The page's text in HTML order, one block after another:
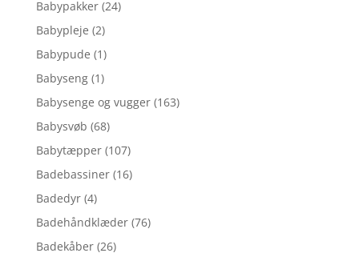
Babypakker (24)
Babypleje (2)
Babypude (1)
Babyseng (1)
Babysenge og vugger (163)
Babysvøb (68)
Babytæpper (107)
Badebassiner (16)
Badedyr (4)
Badehåndklæder (76)
Badekåber (26)